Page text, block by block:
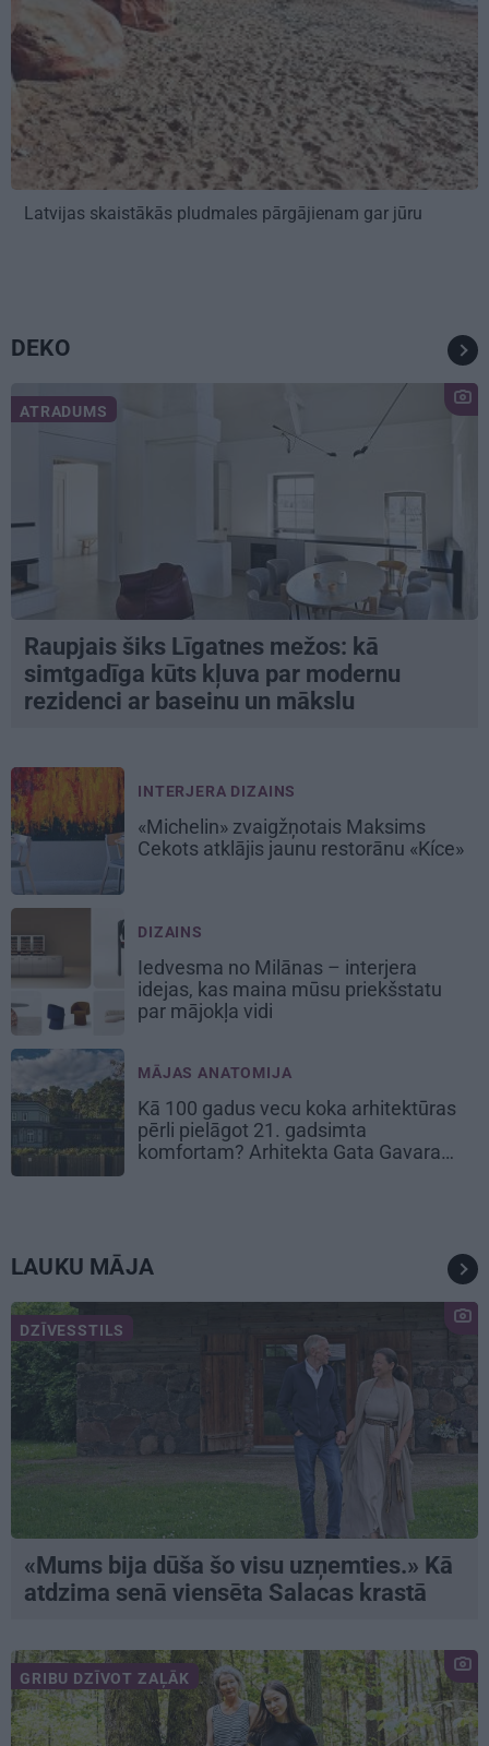
Latvijas skaistākās pludmales pārgājienam gar jūru
DEKO
ATRADUMS
Raupjais šiks Līgatnes mežos: kā
simtgadīga kūts kļuva par modernu
rezidenci ar baseinu un mākslu
INTERJERA DIZAINS
«Michelin» zvaigžņotais Maksims
Cekots atklājis jaunu restorānu «Kíce»
DIZAINS
Iedvesma no Milānas – interjera
idejas, kas maina mūsu priekšstatu
par mājokļa vidi
MĀJAS ANATOMIJA
Kā 100 gadus vecu koka arhitektūras
pērli pielāgot 21. gadsimta
komfortam? Arhitekta Gata Gavara
LAUKU MĀJA
DZĪVESSTILS
«Mums bija dūša šo visu uzņemties.» Kā
atdzima senā viensēta Salacas krastā
GRIBU DZĪVOT ZAĻĀK